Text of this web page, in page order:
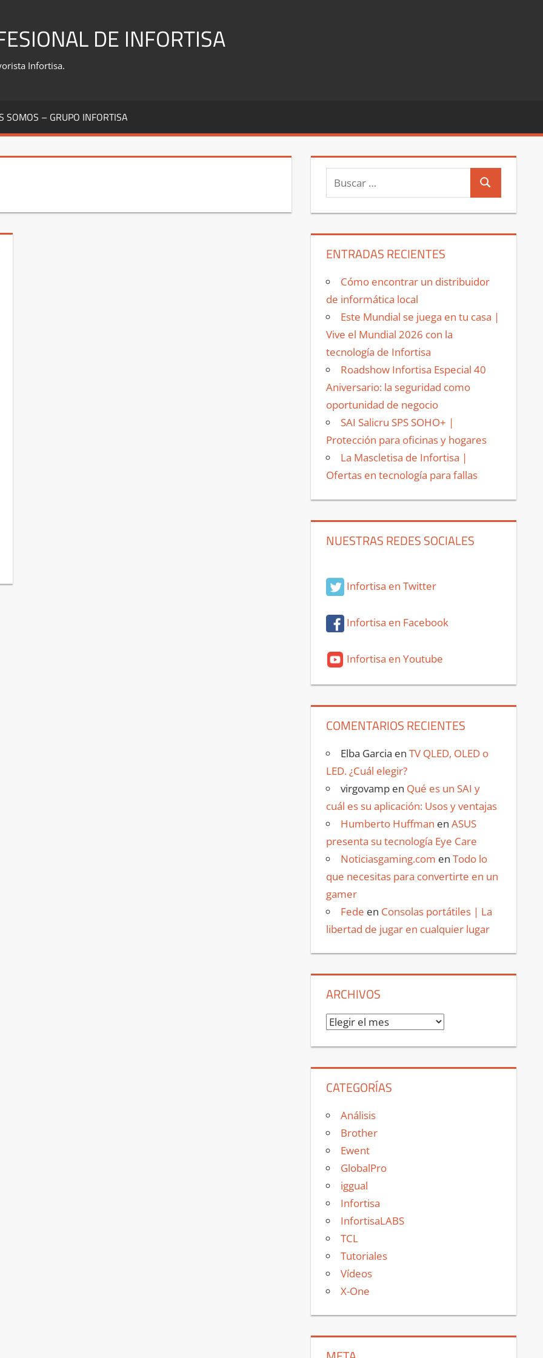
DE INFORTISA
Infortisa.
SOMOS – GRUPO INFORTISA
Buscar:
Buscar
ENTRADAS RECIENTES
Cómo encontrar un distribuidor
de informática local
Este Mundial se juega en tu casa |
Vive el Mundial 2026 con la
tecnología de Infortisa
Roadshow Infortisa Especial 40
Aniversario: la seguridad como
oportunidad de negocio
SAI Salicru SPS SOHO+ |
Protección para oficinas y hogares
La Mascletisa de Infortisa |
Ofertas en tecnología para fallas
NUESTRAS REDES SOCIALES
Infortisa en Twitter
Infortisa en Facebook
Infortisa en Youtube
COMENTARIOS RECIENTES
Elba Garcia enTV QLED, OLED o
LED. ¿Cuál elegir?
virgovamp en Qué es un SAI y
cuál es su aplicación: Usos y ventajas
Humberto Huffman enASUS
presenta su tecnología Eye Care
Noticiasgaming.com enTodo lo
que necesitas para convertirte en un
gamer
Fede en Consolas portátiles | La
libertad de jugar en cualquier lugar
ARCHIVOS
Archivos
CATEGORÍAS
Análisis
Brother
Ewent
GlobalPro
iggual
Infortisa
InfortisaLABS
TCL
Tutoriales
Vídeos
X-One